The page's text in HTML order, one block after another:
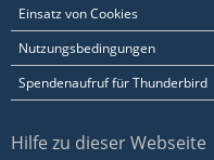
Einsatz von Cookies
Nutzungsbedingungen
Spendenaufruf für Thunderbird
Hilfe zu dieser Webseite